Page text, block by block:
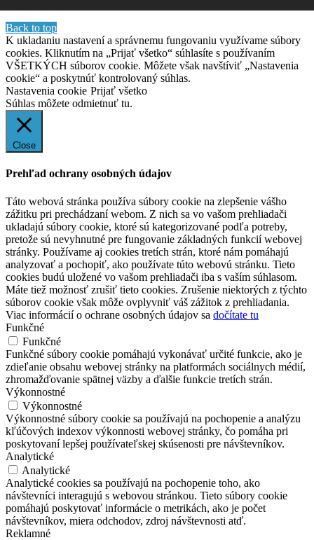
Back to top
K ukladaniu nastavení a správnemu fungovaniu využívame súbory
cookies. Kliknutím na „Prijať všetko“ súhlasíte s používaním
VŠETKÝCH súborov cookie. Môžete však navštíviť „Nastavenia
cookie“ a poskytnúť kontrolovaný súhlas.
Nastavenia cookie Prijať všetko
Súhlas môžete odmietnuť tu.
Close
Prehľad ochrany osobných údajov
Táto webová stránka používa súbory cookie na zlepšenie vášho
zážitku pri prechádzaní webom. Z nich sa vo vašom prehliadači
ukladajú súbory cookie, ktoré sú kategorizované podľa potreby,
pretože sú nevyhnutné pre fungovanie základných funkcií webovej
stránky. Používame aj cookies tretích strán, ktoré nám pomáhajú
analyzovať a pochopiť, ako používate túto webovú stránku. Tieto
cookies budú uložené vo vašom prehliadači iba s vaším súhlasom.
Máte tiež možnosť zrušiť tieto cookies. Zrušenie niektorých z týchto
súborov cookie však môže ovplyvniť váš zážitok z prehliadania.
Viac informácií o ochrane osobných údajov sa dočítate tu
Funkčné
Funkčné
Funkčné súbory cookie pomáhajú vykonávať určité funkcie, ako je
zdieľanie obsahu webovej stránky na platformách sociálnych médií,
zhromažďovanie spätnej väzby a ďalšie funkcie tretích strán.
Výkonnostné
Výkonnostné
Výkonnostné súbory cookie sa používajú na pochopenie a analýzu
kľúčových indexov výkonnosti webovej stránky, čo pomáha pri
poskytovaní lepšej používateľskej skúsenosti pre návštevníkov.
Analytické
Analytické
Analytické cookies sa používajú na pochopenie toho, ako
návštevníci interagujú s webovou stránkou. Tieto súbory cookie
pomáhajú poskytovať informácie o metrikách, ako je počet
návštevníkov, miera odchodov, zdroj návštevnosti atď.
Reklamné